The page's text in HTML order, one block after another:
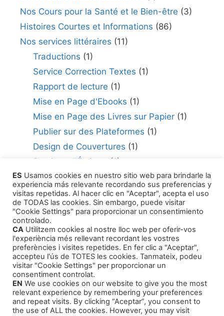
Nos Cours pour la Santé et le Bien-être (3)
Histoires Courtes et Informations (86)
Nos services littéraires (11)
Traductions (1)
Service Correction Textes (1)
Rapport de lecture (1)
Mise en Page d'Ebooks (1)
Mise en Page des Livres sur Papier(1)
Publier sur des Plateformes (1)
Design de Couvertures (1)
Services d'Écriture
(1)
Consultant en édition(1)
Comment Publier Votre Travail(1)
Agents Littéraires (1)
Produits
Cours de formation
ES Usamos cookies en nuestro sitio web para brindarle la
experiencia más relevante recordando sus preferencias y
visitas repetidas. Al hacer clic en "Aceptar", acepta el uso
de TODAS las cookies. Sin embargo, puede visitar
"Cookie Settings" para proporcionar un consentimiento
controlado.
CA Utilitzem cookies al nostre lloc web per oferir-vos
l'experiència més rellevant recordant les vostres
preferències i visites repetides. En fer clic a "Aceptar",
accepteu l'ús de TOTES les cookies. Tanmateix, podeu
visitar "Cookie Settings" per proporcionar un
consentiment controlat.
EN We use cookies on our website to give you the most
relevant experience by remembering your preferences
and repeat visits. By clicking “Aceptar”, you consent to
the use of ALL the cookies. However, you may visit